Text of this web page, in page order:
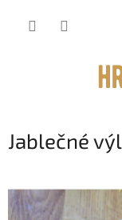
Jablečné